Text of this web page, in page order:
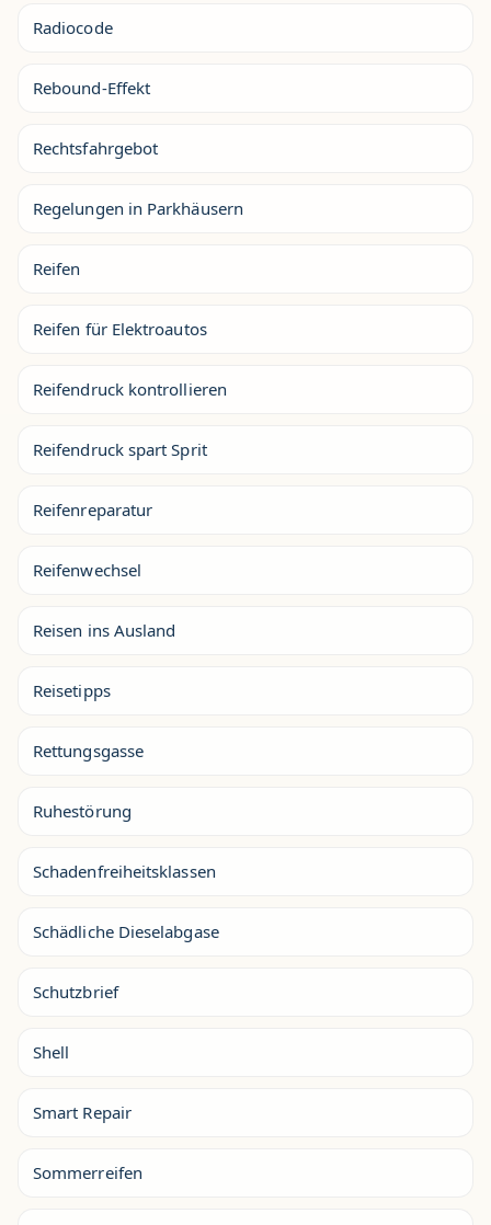
Radiocode
Rebound-Effekt
Rechtsfahrgebot
Regelungen in Parkhäusern
Reifen
Reifen für Elektroautos
Reifendruck kontrollieren
Reifendruck spart Sprit
Reifenreparatur
Reifenwechsel
Reisen ins Ausland
Reisetipps
Rettungsgasse
Ruhestörung
Schadenfreiheitsklassen
Schädliche Dieselabgase
Schutzbrief
Shell
Smart Repair
Sommerreifen